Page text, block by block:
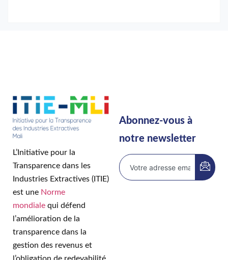
L’Initiative pour la
Transparence dans les
Industries Extractives (ITIE)
est une Norme
mondiale qui défend
l’amélioration de la
transparence dans la
gestion des revenus et
l’obligation de redevabilité
Abonnez-vous à
notre newsletter